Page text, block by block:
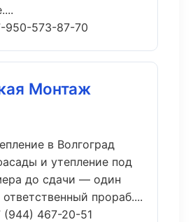
950-573-87-70
Монтаж
в Волгоград
и утепление под
до сдачи — один
прораб....
(944) 467-20-51